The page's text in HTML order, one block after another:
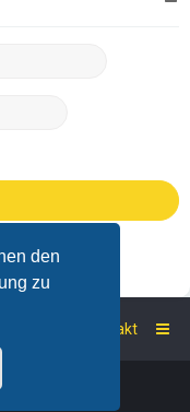
den
zu
Kontakt